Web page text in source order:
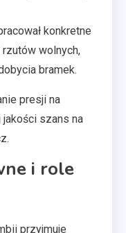
konkretne
wolnych,
bramek.
presji na
szans na
i role
przyjmuje